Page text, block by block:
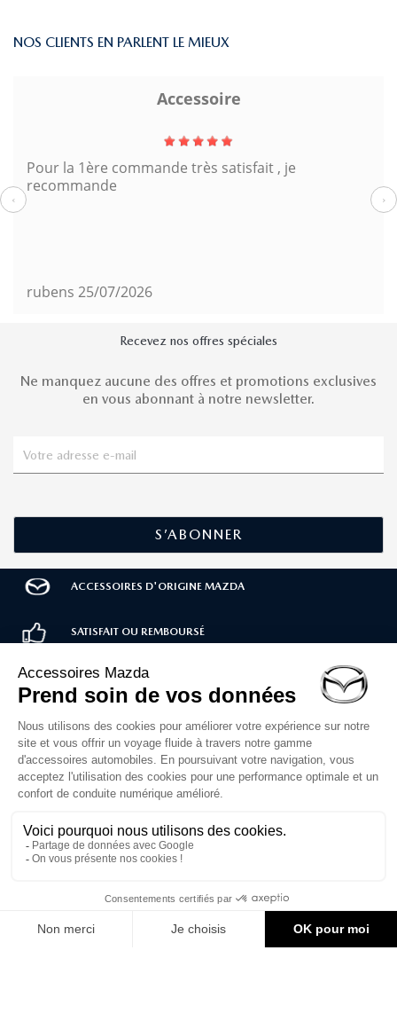
NOS CLIENTS EN PARLENT LE MIEUX
Accessoire
Pour la 1ère commande très satisfait , je
recommande
rubens 25/07/2026
‹ ›
Recevez nos offres spéciales
Ne manquez aucune des offres et promotions exclusives
en vous abonnant à notre newsletter.
ACCESSOIRES D'ORIGINE MAZDA
SATISFAIT OU REMBOURSÉ
LIVRAISON RAPIDE
PAIEMENT SÉCURISÉ
Service client
Du lundi au vendredi
de 10h à 12h et 14h à 16h30